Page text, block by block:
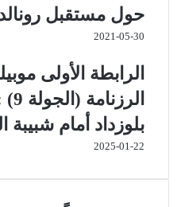
حول مستقبل
2021-05-30
الرابطة الأولى
بلوزداد أمام شبيبة
2025-01-22